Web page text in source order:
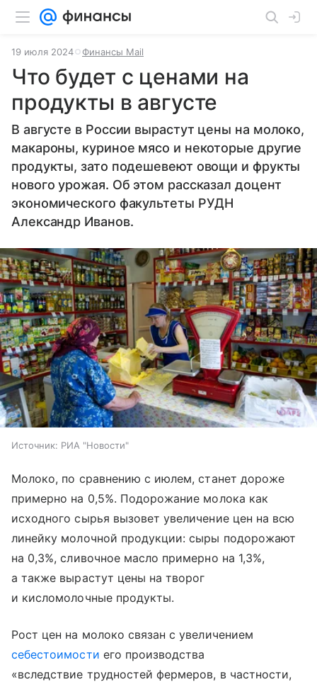
19 июля 2024 Финансы Mail
Что будет с ценами на
продукты в августе
В августе в России вырастут цены на молоко,
макароны, куриное мясо и некоторые другие
продукты, зато подешевеют овощи и фрукты
нового урожая. Об этом рассказал доцент
экономического факультеты РУДН
Александр Иванов.
Источник: РИА "Новости"
Молоко, по сравнению с июлем, станет дороже
примерно на 0,5%. Подорожание молока как
исходного сырья вызовет увеличение цен на всю
линейку молочной продукции: сыры подорожают
на 0,3%, сливочное масло примерно на 1,3%,
а также вырастут цены на творог
и кисломолочные продукты.
Рост цен на молоко связан с увеличением
себестоимости его производства
«вследствие трудностей фермеров, в частности,